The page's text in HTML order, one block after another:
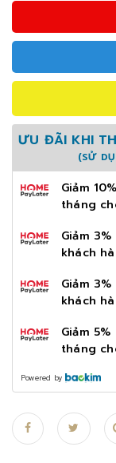
ƯU ĐÃI KHI
(SỬ
Giảm
tháng
Giảm
khách
Giảm
khách
Giảm
tháng
Powered by